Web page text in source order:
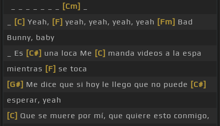
[Cm]
[C] Yeah, [F] yeah, yeah, yeah, yeah [Fm] Bad
Bunny, baby
_ Es [C#] una loca Me [C] manda videos a la espa
mientras [F] se toca
[G#] Me dice que si hoy le llego que no puede [C#]
esperar, yeah
[C] Que se muere por mí, que quiere esto conmigo,